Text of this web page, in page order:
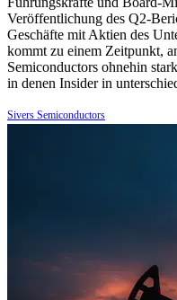
Veröffentlichung des Q2-
Geschäfte mit Aktien des
kommt zu einem Zeitpunkt,
Semiconductors ohnehin
in denen Insider in
Sivers Semiconductors